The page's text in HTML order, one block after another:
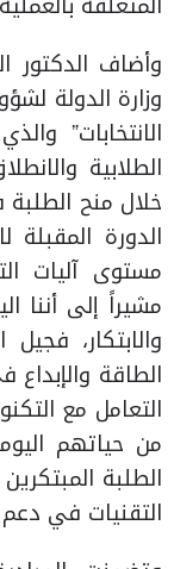
وأضاف الدكتور
وزارة الدولة
الانتخابات”
الطلابية
خلال منح
الدورة
مستوى آليات
مشيراً إلى أننا
والابتكار،
الطاقة
التعامل مع
من حياتهم
الطلبة
التقنيات في دعم